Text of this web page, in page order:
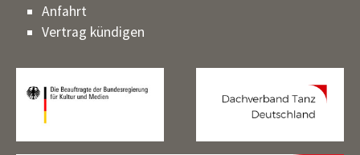
Anfahrt
Vertrag kündigen